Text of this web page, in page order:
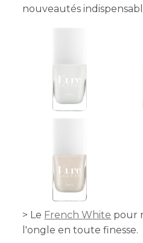
nouveautés
> Le French White pour
l'ongle en toute finesse.